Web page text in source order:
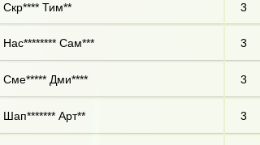
Скр**** Тим** 3
Нас******** Сам*** 3
Сме***** Дми**** 3
Шап******* Арт** 3